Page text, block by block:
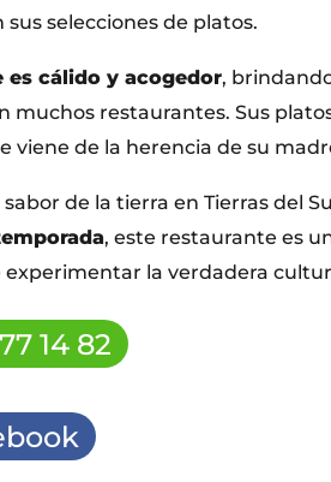
sus selecciones de platos.
es cálido y acogedor,
muchos restaurantes. Sus
viene de la herencia de su
de la tierra en Tierras del
, este restaurante es
la verdadera
14 82